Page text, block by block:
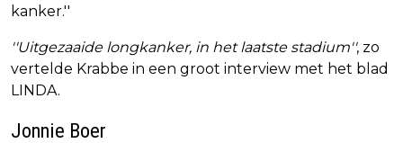
kanker.''
''Uitgezaaide longkanker, in het laatste stadium'', zo
vertelde Krabbe in een groot interview met het blad
LINDA.
Jonnie Boer